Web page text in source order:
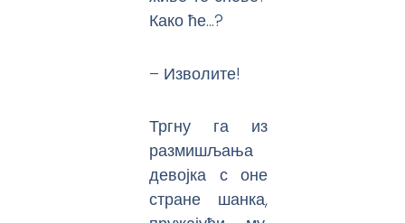
Како ће…?
– Изволите!
Тргну га из
размишљања
девојка с оне
стране шанка,